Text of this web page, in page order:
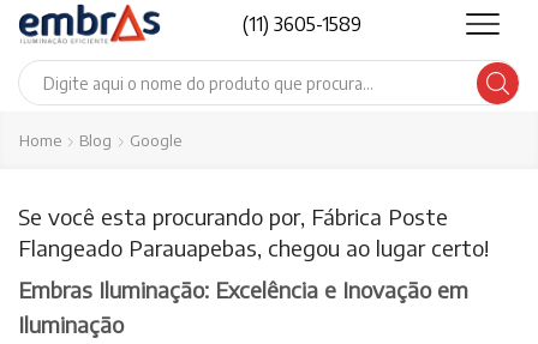
(11) 3605-1589
Search
Home Blog Google
Se você esta procurando por, Fábrica Poste
Flangeado Parauapebas, chegou ao lugar certo!
Embras Iluminação: Excelência e Inovação em
Iluminação